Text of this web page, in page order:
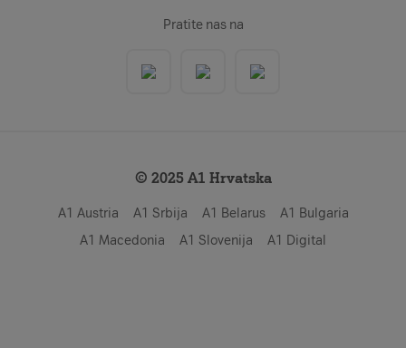
Pratite nas na
© 2025 A1 Hrvatska
A1 Austria A1 Srbija A1 Belarus
A1 Bulgaria
A1 Macedonia
A1 Slovenija A1 Digital